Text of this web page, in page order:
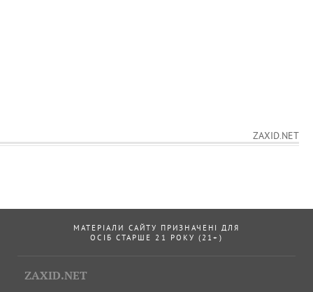
ZAXID.NET
МАТЕРІАЛИ САЙТУ ПРИЗНАЧЕНІ ДЛЯ
ОСІБ СТАРШЕ 21 РОКУ (21+)
ZAXID.NET